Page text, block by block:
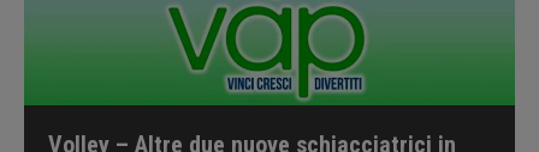
Volley – Altre due nuove schiacciatrici in